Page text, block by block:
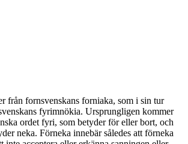
från fornsvenskans forniaka, som i sin tur
fyrimnökia. Ursprungligen kommer
ordet fyri, som betyder för eller bort, och
neka. Förneka innebär således att förneka